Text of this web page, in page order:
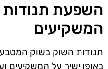
השפעת
המשקיעים
תנודות השוק בשוק
באופן ישיר על